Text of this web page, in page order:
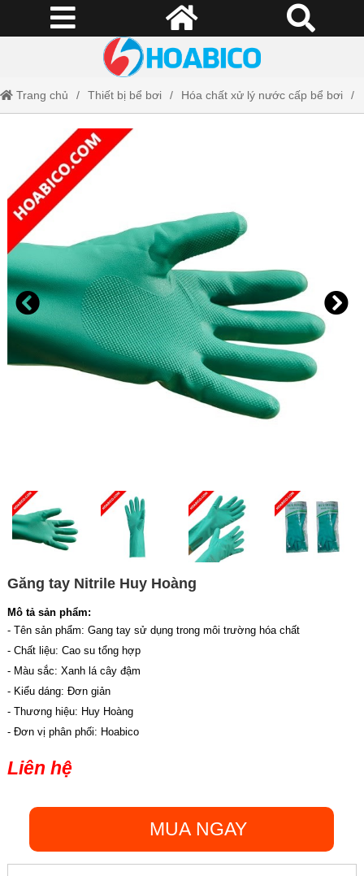
Trang chủ Thiết bị bể bơi Hóa chất xử lý nước cấp bể bơi
Găng tay Nitrile Huy Hoàng
Găng tay Nitrile Huy Hoàng
Mô tả sản phẩm:
- Tên sản phẩm: Gang tay sử dụng trong môi trường hóa chất
- Chất liệu: Cao su tổng hợp
- Màu sắc: Xanh lá cây đậm
- Kiểu dáng: Đơn giản
- Thương hiệu: Huy Hoàng
- Đơn vị phân phối: Hoabico
Liên hệ
MUA NGAY